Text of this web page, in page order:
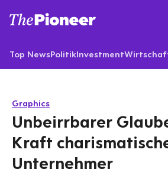
Top NewsPolitikInvestment
Graphics
Unbeirrbarer
Kraft
Unternehmer